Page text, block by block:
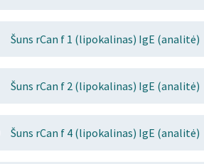
Šuns rCan f 1 (lipokalinas) IgE (analitė)
Šuns rCan f 2 (lipokalinas) IgE (analitė)
Šuns rCan f 4 (lipokalinas) IgE (analitė)